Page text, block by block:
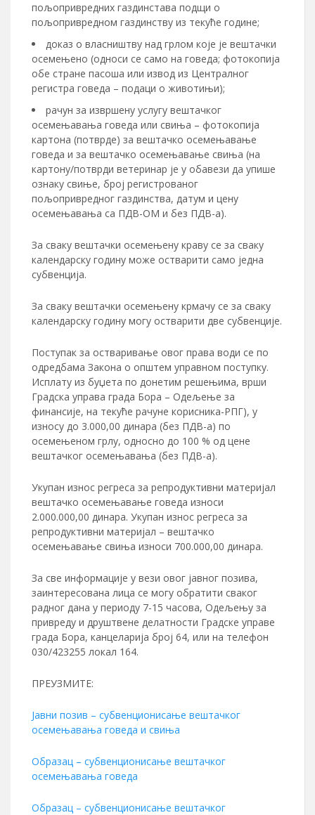
пољопривредних газдинстава подщи о
пољопривредном газдинству из текуће године;
доказ о власништву над грлом које је вештачки
осемењено (односи се само на говеда; фотокопија
обе стране пасоша или извод из Централног
регистра говеда – подаци о животињи);
рачун за извршену услугу вештачког
осемењавања говеда или свиња – фотокопија
картона (потврде) за вештачко осемењавање
говеда и за вештачко осемењавање свиња (на
картону/потврди ветеринар је у обавези да упише
ознаку свиње, број регистрованог
пољопривредног газдинства, датум и цену
осемењавања са ПДВ-ОМ и без ПДВ-а).
За сваку вештачки осемењену краву се за сваку
календарску годину може остварити само једна
субвенција.
За сваку вештачки осемењену крмачу се за сваку
календарску годину могу остварити две субвенције.
Поступак за остваривање овог права води се по
одредбама Закона о општем управном поступку.
Исплату из буџета по донетим решењима, врши
Градска управа града Бора – Одељење за
финансије, на текуће рачуне корисника-РПГ), у
износу до 3.000,00 динара (без ПДВ-а) по
осемењеном грлу, односно до 100 % од цене
вештачког осемењавања (без ПДВ-а).
Укупан износ регреса за репродуктивни материјал
вештачко осемењавање говеда износи
2.000.000,00 динара. Укупан износ регреса за
репродуктивни материјал – вештачко
осемењавање свиња износи 700.000,00 динара.
За све информације у вези овог јавног позива,
заинтересована лица се могу обратити сваког
радног дана у периоду 7-15 часова, Одељењу за
привреду и друштвене делатности Градске управе
града Бора, канцеларија број 64, или на телефон
030/423255 локал 164.
ПРЕУЗМИТЕ:
Јавни позив – субвенционисање вештачког
осемењавања говеда и свиња
Образац – субвенционисање вештачког
осемењавања говеда
Образац – субвенционисање вештачког